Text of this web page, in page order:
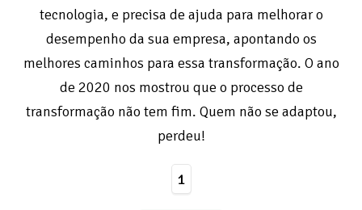
tecnologia, e precisa de ajuda para melhorar o
desempenho da sua empresa, apontando os
melhores caminhos para essa transformação. O ano
de 2020 nos mostrou que o processo de
transformação não tem fim. Quem não se adaptou,
perdeu!
Transformação
Digital